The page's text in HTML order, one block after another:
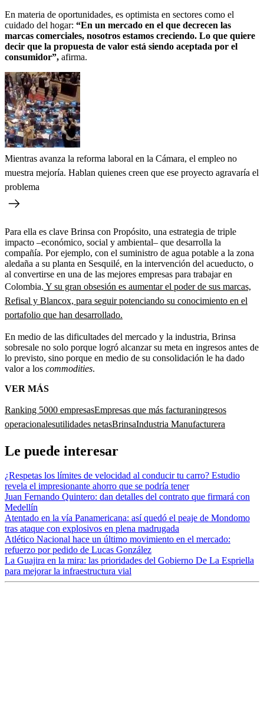
En materia de oportunidades, es optimista en sectores como el
cuidado del hogar: “En un mercado en el que decrecen las
marcas comerciales, nosotros estamos creciendo. Lo que quiere
decir que la propuesta de valor está siendo aceptada por el
consumidor”, afirma.
Mientras avanza la reforma laboral en la Cámara, el empleo no
muestra mejoría. Hablan quienes creen que ese proyecto agravaría el
problema
Para ella es clave Brinsa con Propósito, una estrategia de triple
impacto –económico, social y ambiental– que desarrolla la
compañía. Por ejemplo, con el suministro de agua potable a la zona
aledaña a su planta en Sesquilé, en la intervención del acueducto, o
al convertirse en una de las mejores empresas para trabajar en
Colombia. Y su gran obsesión es aumentar el poder de sus marcas,
Refisal y Blancox, para seguir potenciando su conocimiento en el
portafolio que han desarrollado.
En medio de las dificultades del mercado y la industria, Brinsa
sobresale no solo porque logró alcanzar su meta en ingresos antes de
lo previsto, sino porque en medio de su consolidación le ha dado
valor a los commodities.
VER MÁS
Ranking 5000 empresasEmpresas que más facturaningresos
operacionalesutilidades netasBrinsaIndustria Manufacturera
Le puede interesar
¿Respetas los límites de velocidad al conducir tu carro? Estudio
revela el impresionante ahorro que se podría tener
Juan Fernando Quintero: dan detalles del contrato que firmará con
Medellín
Atentado en la vía Panamericana: así quedó el peaje de Mondomo
tras ataque con explosivos en plena madrugada
Atlético Nacional hace un último movimiento en el mercado:
refuerzo por pedido de Lucas González
La Guajira en la mira: las prioridades del Gobierno De La Espriella
para mejorar la infraestructura vial